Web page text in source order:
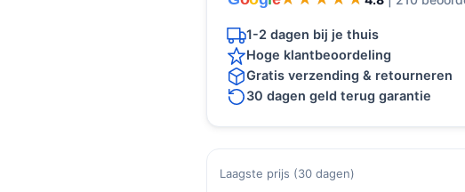
1-2 dagen bij je thuis
Hoge klantbeoordeling
Gratis verzending & retourneren
30 dagen geld terug garantie
Laagste prijs (30 dagen)